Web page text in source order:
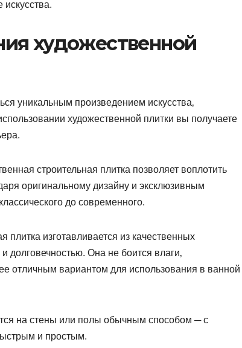
художественной
уникальным произведением искусства‚
художественной плитки вы получаете
строительная плитка позволяет воплотить
оригинальному дизайну и эксклюзивным
до современного.​
плитка изготавливается из качественных
долговечностью.​ Она не боится влаги‚
отличным вариантом для использования в ванной
на стены или полы обычным способом ─ с
и простым.​